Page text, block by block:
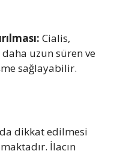
Cialis,
uzun süren ve
sağlayabilir.
dikkat edilmesi
İlacın